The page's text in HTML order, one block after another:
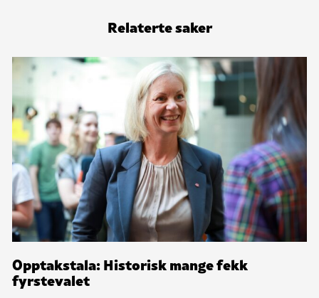
Relaterte saker
Opptakstala: Historisk mange fekk
fyrstevalet